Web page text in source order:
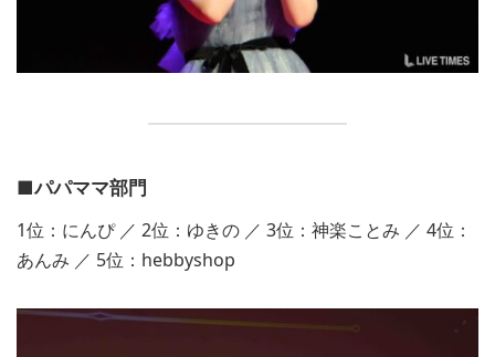
■パパママ部門
1位：にんぴ ／ 2位：ゆきの ／ 3位：神楽ことみ ／ 4位：
あんみ ／ 5位：hebbyshop